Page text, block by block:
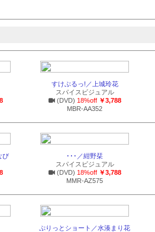
すけぶるっ!／上城玲花
スパイスビジュアル
(DVD) 18%off ￥3,788
MBR-AA352
び
･･･／紺野栞
スパイスビジュアル
(DVD) 18%off ￥3,788
MMR-AZ575
ぷりっとショート／水湊まり花